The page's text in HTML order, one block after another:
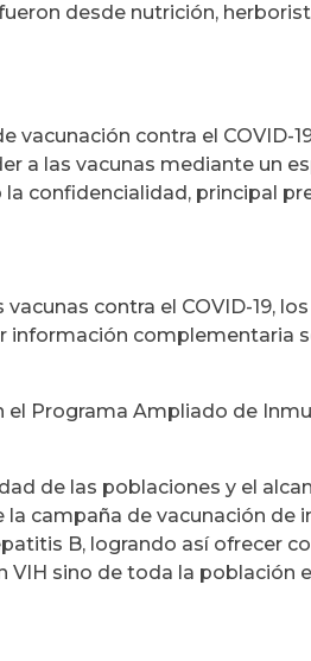
desde nutrición,
contra el COVID-
a las vacunas mediante un
confidencialidad, principal
contra el COVID-19,
complementaria
Programa Ampliado de
de las poblaciones y el
campaña de vacunación de
B, logrando así ofrecer
sino de toda la población